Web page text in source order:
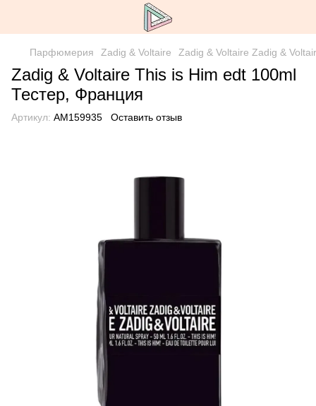
Парфюмерия Zadig & Voltaire Zadig & Voltaire Zadig &
Zadig & Voltaire This is Him edt 100ml
Тестер, Франция
Артикул: AM159935 Оставить отзыв